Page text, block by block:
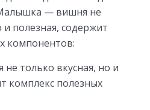
— вишня не
и полезная, содержит
компонентов:
только вкусная, но и
комплекс полезных